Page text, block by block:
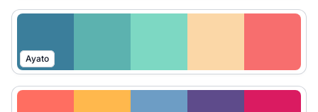
Ayato